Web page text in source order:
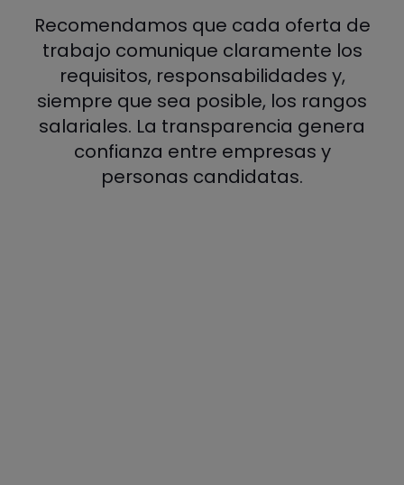
Recomendamos que cada oferta de
trabajo comunique claramente los
requisitos, responsabilidades y,
siempre que sea posible, los rangos
salariales. La transparencia genera
confianza entre empresas y
personas candidatas.